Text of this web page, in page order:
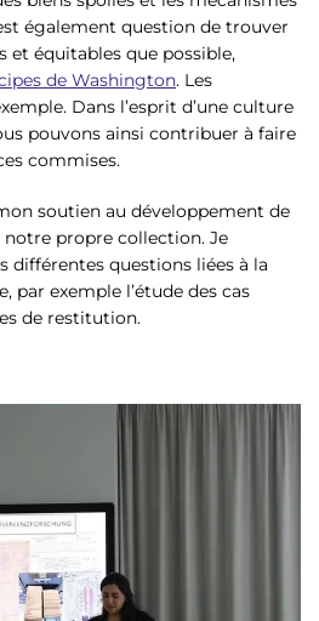
également question de trouver
et équitables que possible,
de Washington. Les
Dans l’esprit d’une culture
pouvons ainsi contribuer à faire
commises.
soutien au développement de
propre collection. Je
différentes questions liées à la
par exemple l’étude des cas
de restitution.